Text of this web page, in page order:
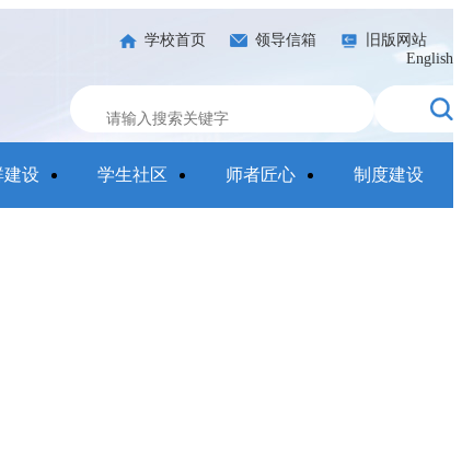
学校首页 领导信箱
旧版网站
English
应用维护中！
建设 学生社区 师者匠心 制度建设